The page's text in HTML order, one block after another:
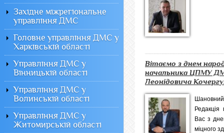
Вітаємо з днем
начальника ЦПМУ
Леонідовича
Редакція
Вас з
міцного
Західне міжрегіональне
управління ДМС
Головне управління ДМС у
Харківській області
Управління ДМС у
Вінницькій області
Управління ДМС у
Волинській області
Управління ДМС у
Житомирській області